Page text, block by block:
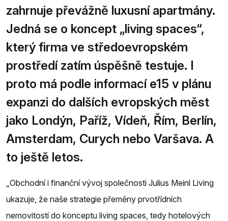
zahrnuje převážně luxusní apartmány.
Jedná se o koncept „living spaces“,
který firma ve středoevropském
prostředí zatím úspěšně testuje. I
proto má podle informací e15 v plánu
expanzi do dalších evropských měst
jako Londýn, Paříž, Vídeň, Řím, Berlín,
Amsterdam, Curych nebo Varšava. A
to ještě letos.
„Obchodní i finanční vývoj společnosti Julius Meinl Living
ukazuje, že naše strategie přeměny prvotřídních
nemovitostí do konceptu living spaces, tedy hotelových